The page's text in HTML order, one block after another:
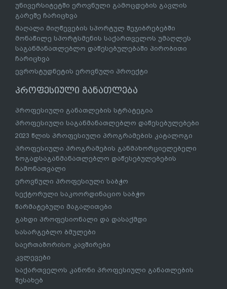
უნივერსიტეტში ეროვნული გამოცდების გავლის
გარეშე ჩარიცხვა
მაღალი მიღწევების სპორტულ შეჯიბრებებში
მონაწილე სპორტსმენის საქართველოს უმაღლეს
საგანმანათლებლო დაწესებულებაში პირობითი
ჩარიცხვა
ევროსტუდნეტის ეროვნული პროექტი
პროფესიული განათლება
პროფესიული განათლების სტრატეგია
პროფესიული საგანმანათლებლო დაწესებულებები
2023 წლის პროფესიული პროგრამების კატალოგი
პროფესიული პროგრამების განმახორციელებელი
ზოგადსაგანმანათლებლო დაწესებულებების
ჩამონათვალი
ეროვნული პროფესიული საბჭო
სექტორული საკოორდინაციო საბჭო
წარმატებული მაგალითები
გახდი პროფესიონალი და დასაქმდი
სასარგებლო ბმულები
საერთაშორისო კავშირები
კვლევები
საქართველოს კანონი პროფესიული განათლების
შესახებ